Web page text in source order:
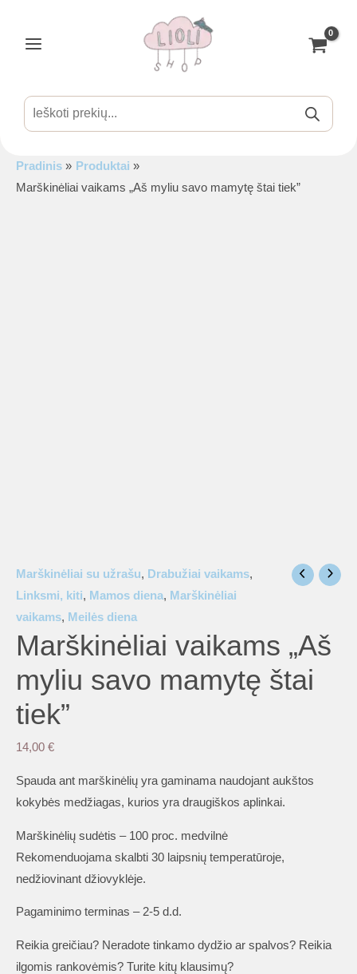
turinio
Products
search
Pradinis
Produktai
Marškinėliai vaikams „Aš myliu savo mamytę štai tiek”
Marškinėliai su užrašu, Drabužiai vaikams,
Linksmi, kiti, Mamos diena, Marškinėliai
vaikams, Meilės diena
Marškinėliai vaikams „Aš
myliu savo mamytę štai
tiek”
14,00 €
Spauda ant marškinėlių yra gaminama naudojant aukštos
kokybės medžiagas, kurios yra draugiškos aplinkai.
Marškinėlių sudėtis – 100 proc. medvilnė
Rekomenduojama skalbti 30 laipsnių temperatūroje,
nedžiovinant džiovyklėje.
Pagaminimo terminas – 2-5 d.d.
Reikia greičiau? Neradote tinkamo dydžio ar spalvos? Reikia
ilgomis rankovėmis? Turite kitų klausimų?